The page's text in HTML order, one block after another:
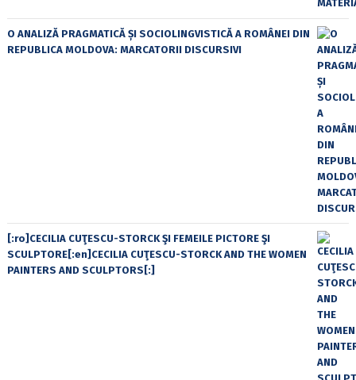
O ANALIZĂ PRAGMATICĂ ȘI SOCIOLINGVISTICĂ A ROMÂNEI DIN
REPUBLICA MOLDOVA: MARCATORII DISCURSIVI
[:ro]CECILIA CUŢESCU-STORCK ŞI FEMEILE PICTORE ŞI
SCULPTORE[:en]CECILIA CUŢESCU-STORCK AND THE WOMEN
PAINTERS AND SCULPTORS[:]